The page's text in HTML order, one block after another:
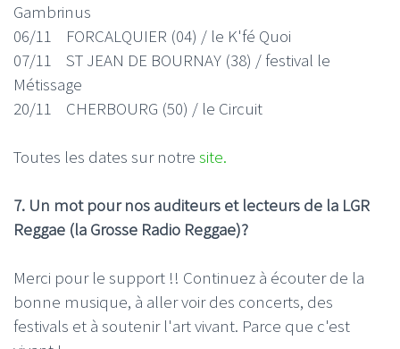
Gambrinus
06/11 FORCALQUIER (04) / le K'fé Quoi
07/11 ST JEAN DE BOURNAY (38) / festival le
Métissage
20/11 CHERBOURG (50) / le Circuit
Toutes les dates sur notre site.
7. Un mot pour nos auditeurs et lecteurs de la LGR
Reggae (la Grosse Radio Reggae)?
Merci pour le support !! Continuez à écouter de la
bonne musique, à aller voir des concerts, des
festivals et à soutenir l'art vivant. Parce que c'est